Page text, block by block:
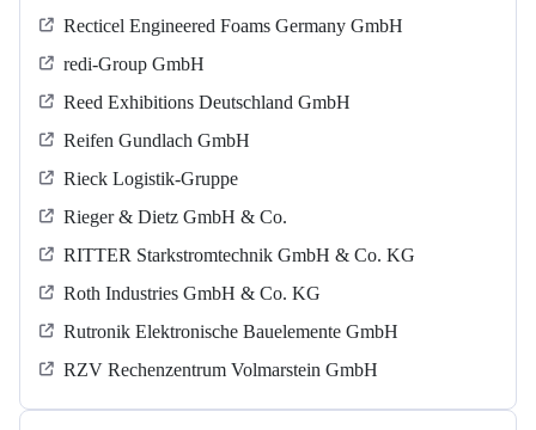
Recticel Engineered Foams Germany GmbH
redi-Group GmbH
Reed Exhibitions Deutschland GmbH
Reifen Gundlach GmbH
Rieck Logistik-Gruppe
Rieger & Dietz GmbH & Co.
RITTER Starkstromtechnik GmbH & Co. KG
Roth Industries GmbH & Co. KG
Rutronik Elektronische Bauelemente GmbH
RZV Rechenzentrum Volmarstein GmbH